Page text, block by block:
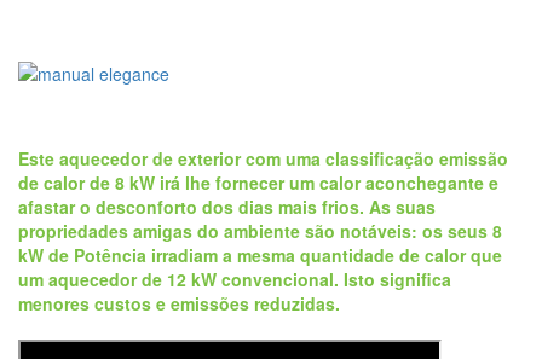
Este aquecedor de exterior com uma classificação emissão
de calor de 8 kW irá lhe fornecer um calor aconchegante e
afastar o desconforto dos dias mais frios. As suas
propriedades amigas do ambiente são notáveis: os seus 8
kW de Potência irradiam a mesma quantidade de calor que
um aquecedor de 12 kW convencional. Isto significa
menores custos e emissões reduzidas.